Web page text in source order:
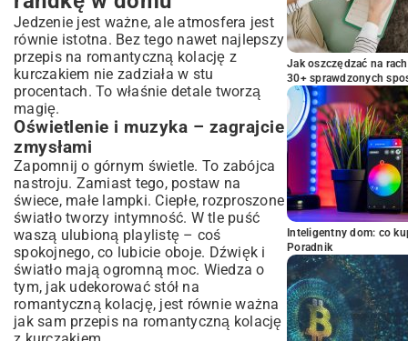
Jedzenie jest ważne, ale atmosfera jest
równie istotna. Bez tego nawet najlepszy
przepis na romantyczną kolację z
kurczakiem nie zadziała w stu
procentach. To właśnie detale tworzą
magię.
Oświetlenie i muzyka – zagrajcie
zmysłami
Zapomnij o górnym świetle. To zabójca
nastroju. Zamiast tego, postaw na
świece, małe lampki. Ciepłe, rozproszone
światło tworzy intymność. W tle puść
waszą ulubioną playlistę – coś
spokojnego, co lubicie oboje. Dźwięk i
światło mają ogromną moc. Wiedza o
tym, jak udekorować stół na
romantyczną kolację, jest równie ważna
jak sam przepis na romantyczną kolację
Jak oszczędzać na
30+ sprawdzonych
Inteligentny dom: co
Poradnik